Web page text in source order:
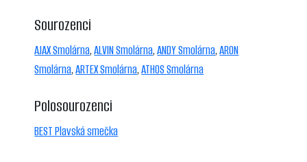
Sourozenci
AJAX Smolárna,ALVIN Smolárna,ANDY Smolárna,ARON
Smolárna,ARTEX Smolárna,ATHOS Smolárna
Polosourozenci
BEST Plavská smečka